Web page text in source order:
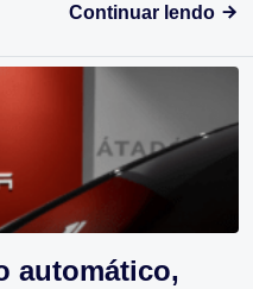
Continuar lendo
automático,